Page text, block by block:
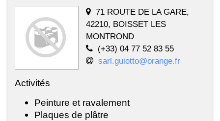
71 ROUTE DE LA GARE,
42210, BOISSET LES
MONTROND
(+33) 04 77 52 83 55
sarl.guiotto@orange.fr
Activités
Peinture et ravalement
Plaques de plâtre